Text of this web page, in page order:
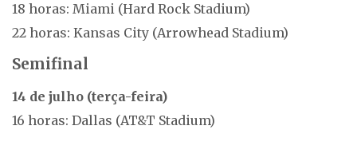
18 horas: Miami (Hard Rock Stadium)
22 horas: Kansas City (Arrowhead Stadium)
Semifinal
14 de julho (terça-feira)
16 horas: Dallas (AT&T Stadium)